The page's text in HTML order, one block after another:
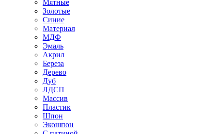
Мятные
Золотые
Синие
Материал
МДФ
Эмаль
Акрил
Береза
Дерево
Дуб
ЛДСП
Массив
Пластик
Шпон
Экошпон